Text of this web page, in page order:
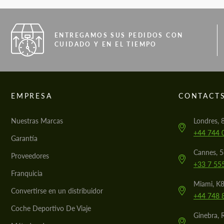
ENTREGAMOS SUS PEDIDOS CON
CUIDADO Y EN EL TIEMPO
EMPRESA
Nuestras Marcas
Garantía
Proveedores
Franquicia
Convertirse en un distribuidor
Coche Deportivo De Viaje
Londres,
+44 744
Cannes,
+33 7
Miami,
+44 748
Ginebra,